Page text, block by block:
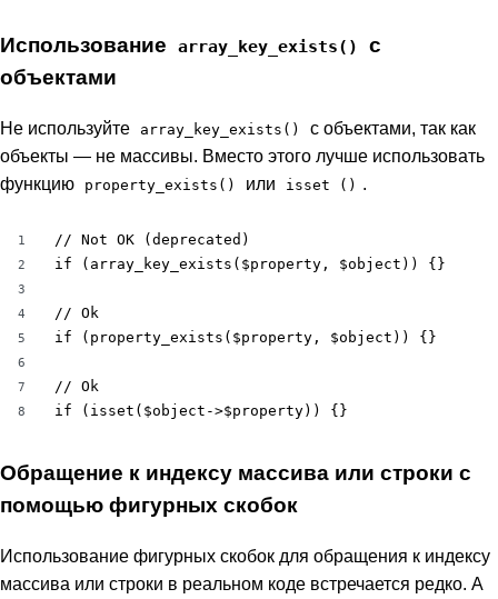
Использование array_key_exists()
с
объектами
Не используйте array_key_exists()
с объектами, так как
объекты — не массивы. Вместо этого лучше использовать
функцию
property_exists() или isset () .
1
2
3
4
5
6
7
8
// Not OK (deprecated)
if (array_key_exists($property, $object)) {}
// Ok
if (property_exists($property, $object)) {}
// Ok
if (isset($object->$property)) {}
Обращение к индексу массива или строки с
помощью фигурных скобок
Использование фигурных скобок для обращения к индексу
массива или строки в реальном коде встречается редко. А